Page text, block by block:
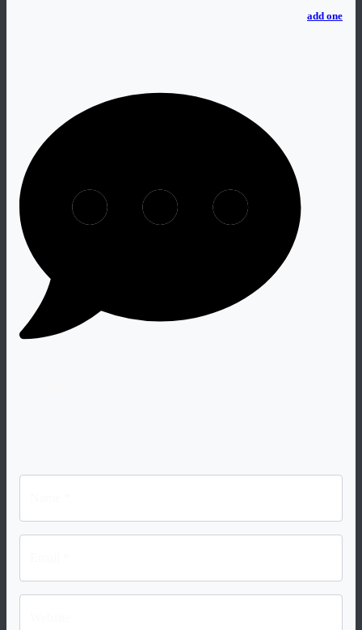
add one